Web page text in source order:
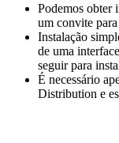
Podemos obter
um convite
Instalação
de uma
seguir para
É necessário
Distribution e